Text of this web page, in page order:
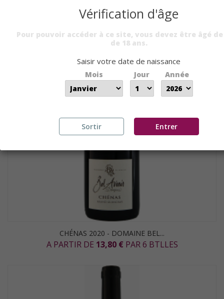
CHÉNAS 2020 - DOMAINE BEL...
A PARTIR DE 13,80 € PAR 6 BTLLES
Vérification d'âge
Pour pouvoir accéder à ce site, vous devez être âgé
de 18 ans.
Saisir votre date de naissance
Mois Jour Année
Sortir Entrer